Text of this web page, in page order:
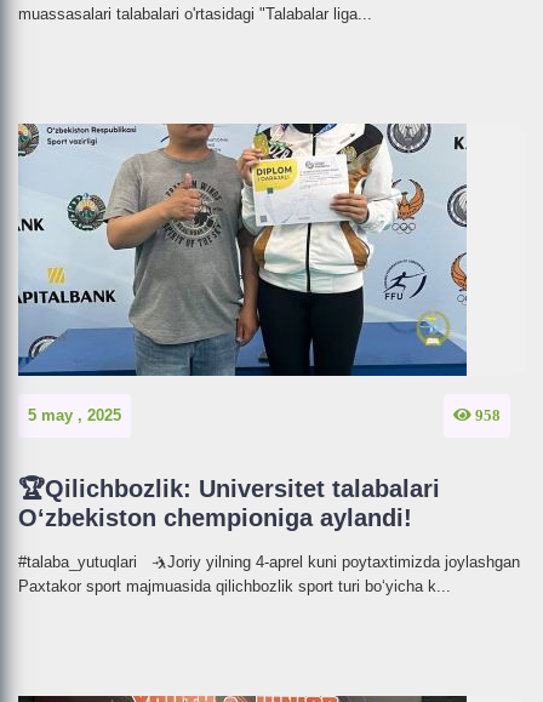
muassasalari talabalari o'rtasidagi "Talabalar liga...
5 may , 2025 958
🏆Qilichbozlik: Universitet talabalari
O‘zbekiston chempioniga aylandi!
#talaba_yutuqlari 🤺Joriy yilning 4-aprel kuni poytaxtimizda joylashgan
Paxtakor sport majmuasida qilichbozlik sport turi bo‘yicha k...